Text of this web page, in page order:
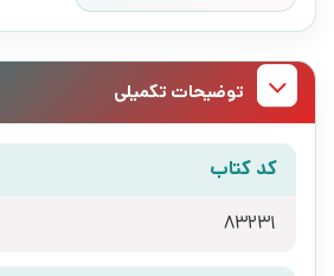
توضیحات تکمیلی
کد کتاب
83231